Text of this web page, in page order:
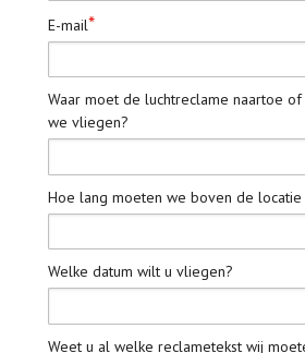
E-mail*
Waar moet de luchtreclame naartoe
we vliegen?
Hoe lang moeten we boven de
Welke datum wilt u vliegen?
Weet u al welke reclametekst wij